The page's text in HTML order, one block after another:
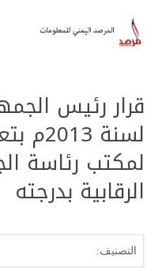
لسنة
لمكتب رئاسة
الرقابية بدرجته
التصنيف: